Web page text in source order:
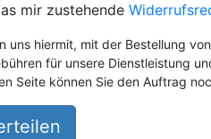
mir zustehende
uns hiermit, mit der Bestellung
für unsere Dienstleistung
Seite können Sie den Auftrag